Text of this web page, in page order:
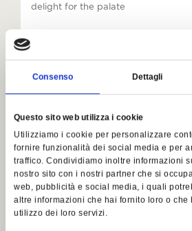
Consenso Dettagli
Questo sito web utilizza i cookie
Utilizziamo i cookie per personalizzare
fornire funzionalità dei social media e per
traffico. Condividiamo inoltre informazioni
nostro sito con i nostri partner che si
web, pubblicità e social media, i quali
altre informazioni che hai fornito loro o che
utilizzo dei loro servizi.
delight for the palate